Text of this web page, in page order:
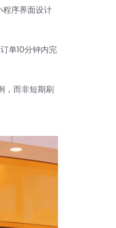
序界面设计
单10分钟内完
，而非短期刷